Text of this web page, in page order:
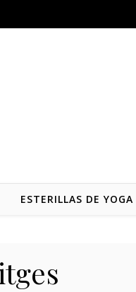
ESTERILLAS DE YOGA